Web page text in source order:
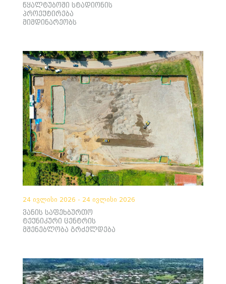
წყალტუბოში სტადიონის
პროექტირება
მიმდინარეობს
24 ივლისი 2026 - 24 ივლისი 2026
ვანის საფეხბურთო
ტექნიკური ცენტრის
მშენებლობა გრძელდება